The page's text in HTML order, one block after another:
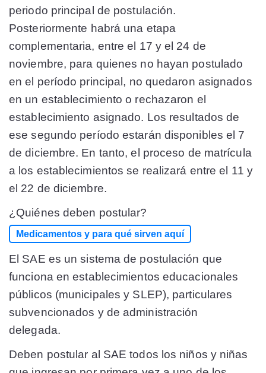
periodo principal de postulación.
Posteriormente habrá una etapa
complementaria, entre el 17 y el 24 de
noviembre, para quienes no hayan postulado
en el período principal, no quedaron asignados
en un establecimiento o rechazaron el
establecimiento asignado. Los resultados de
ese segundo período estarán disponibles el 7
de diciembre. En tanto, el proceso de matrícula
a los establecimientos se realizará entre el 11 y
el 22 de diciembre.
¿Quiénes deben postular?
Medicamentos y para qué sirven aquí
El SAE es un sistema de postulación que
funciona en establecimientos educacionales
públicos (municipales y SLEP), particulares
subvencionados y de administración
delegada.
Deben postular al SAE todos los niños y niñas